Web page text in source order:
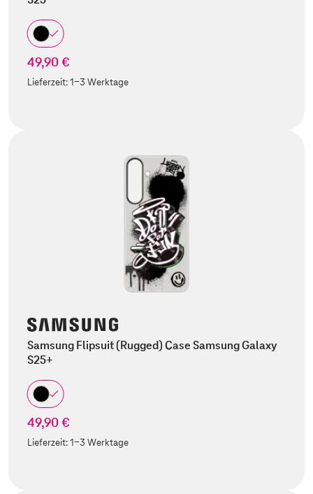
49,90 €
Lieferzeit:1-3 Werktage
Samsung Flipsuit (Rugged) Case Samsung Galaxy
S25+
49,90 €
Lieferzeit:1-3 Werktage